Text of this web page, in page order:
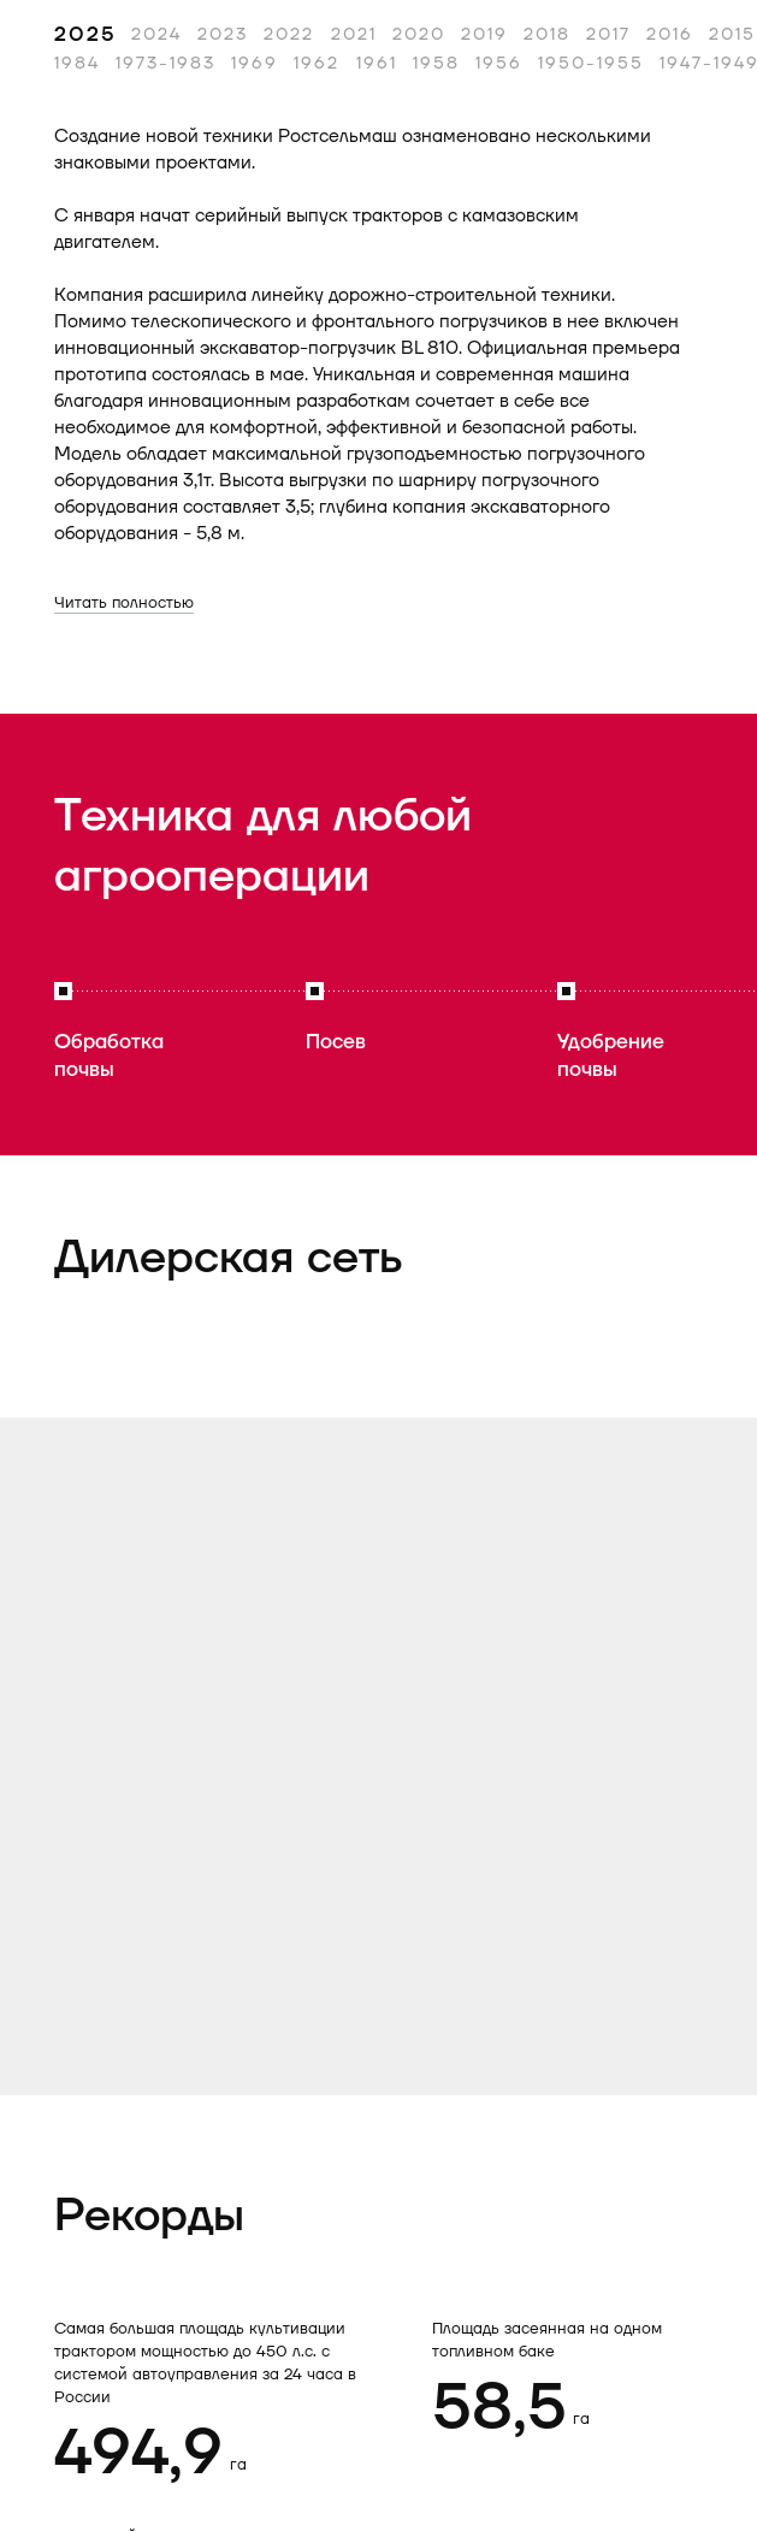
2025 2024 2023 2022 2021 2020 2019 2018 2017 2016 2015
1984
1973-1983 1969 1962 1961 1958 1956 1950-1955 1947-1949
Создание новой техники Ростсельмаш ознаменовано несколькими
знаковыми проектами.
С января начат серийный выпуск тракторов с камазовским
двигателем.
Компания расширила линейку дорожно-строительной техники.
Помимо телескопического и фронтального погрузчиков в нее включен
инновационный экскаватор-погрузчик BL 810. Официальная премьера
прототипа состоялась в мае. Уникальная и современная машина
благодаря инновационным разработкам сочетает в себе все
необходимое для комфортной, эффективной и безопасной работы.
Модель обладает максимальной грузоподъемностью погрузочного
оборудования 3,1т. Высота выгрузки по шарниру погрузочного
оборудования составляет 3,5; глубина копания экскаваторного
оборудования - 5,8 м.
Читать полностью
Техника для любой
агрооперации
Обработка
почвы
Посев
Удобрение
почвы
Дилерская сеть
Рекорды
Самая большая площадь культивации
трактором мощностью до 450 л.с. с
системой автоуправления за 24 часа в
России
494,9 га
Площадь засеянная на одном
топливном баке
58,5 га